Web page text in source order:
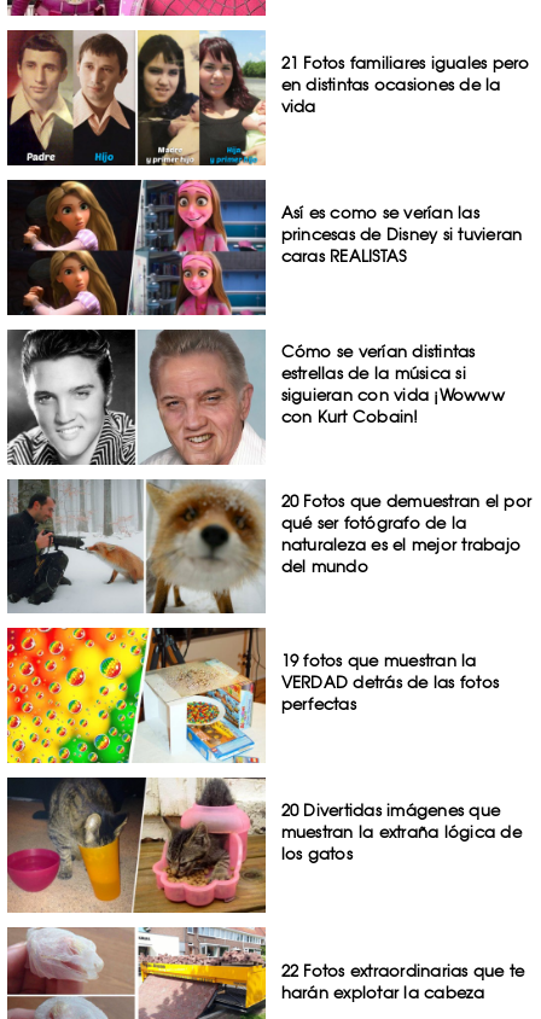
21 Fotos familiares iguales pero
en distintas ocasiones de la
vida
Así es como se verían las
princesas de Disney si tuvieran
caras REALISTAS
Cómo se verían distintas
estrellas de la música si
siguieran con vida ¡Wowww
con Kurt Cobain!
20 Fotos que demuestran el por
qué ser fotógrafo de la
naturaleza es el mejor trabajo
del mundo
19 fotos que muestran la
VERDAD detrás de las fotos
perfectas
20 Divertidas imágenes que
muestran la extraña lógica de
los gatos
22 Fotos extraordinarias que te
harán explotar la cabeza